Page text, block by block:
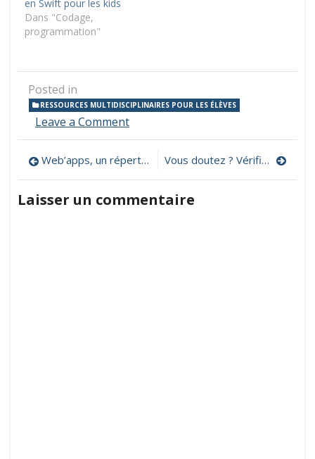
en Swift pour les kids
Dans "Codage,
programmation"
Posted in
RESSOURCES MULTIDISCIPLINAIRES POUR LES ÉLÈVES
Leave a Commenton
répertoire
d’applications
l’école
Navigation
de
l’article
Web’apps, un répertoire d’applications web et de logiciels pour l’école primaire Vous doutez ? Vérifiez et remettez en question ! Un programme de littératie numérique
Laisser un commentaire